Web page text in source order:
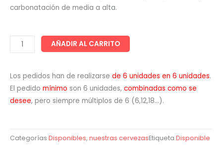
carbonatación de media a alta.
Cantidad
de
tipo
kölsch
AÑADIR AL CARRITO
Los pedidos han de realizarse de 6 unidades en 6 unidades.
El pedido mínimo son 6 unidades, combinadas como se
desee, pero siempre múltiplos de 6 (6,12,18…).
Categorías Disponibles, nuestras cervezasEtiqueta Disponible